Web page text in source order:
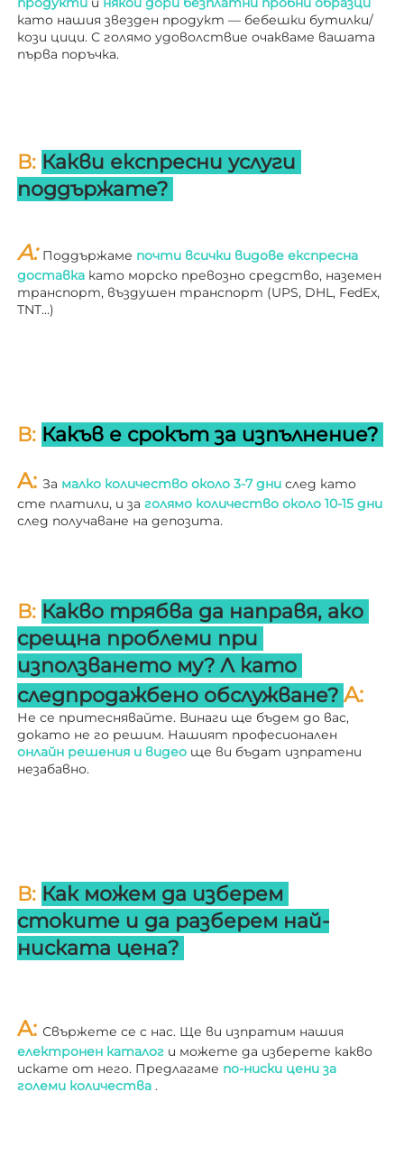
като нашия звезден продукт — бебешки бутилки/
кози цици. С голямо удоволствие очакваме вашата
първа поръчка.
В: Какви експресни услуги
поддържате?
A: Поддържаме почти всички видове експресна
доставка като морско превозно средство, наземен
транспорт, въздушен транспорт (UPS, DHL, FedEx,
TNT…)
В: Какъв е срокът за изпълнение?
A: За малко количество около 3-7 дни след като
сте платили, и за
след получаване на депозита.
В: Какво трябва да направя, ако
срещна проблеми при
използването му? Л като
следпродажбено обслужване?
Не се притеснявайте. Винаги ще бъдем до вас,
онлайн решения и видео ще ви бъдат изпратени
незабавно.
В: Как можем да изберем
стоките и да разберем най-
ниската цена?
A:
електронен каталог и можете да изберете какво
искате от него. Предлагаме по-ниски цени за
големи количества .